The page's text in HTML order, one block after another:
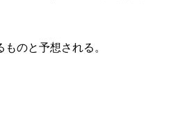
のと予想される。